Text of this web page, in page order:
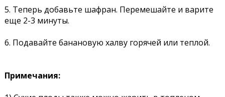
5. Теперь добавьте шафран. Перемешайте и варите
еще 2-3 минуты.
6. Подавайте банановую халву горячей или теплой.
Примечания: